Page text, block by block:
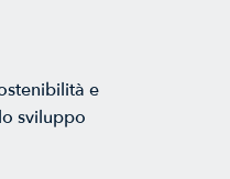
e
sviluppo